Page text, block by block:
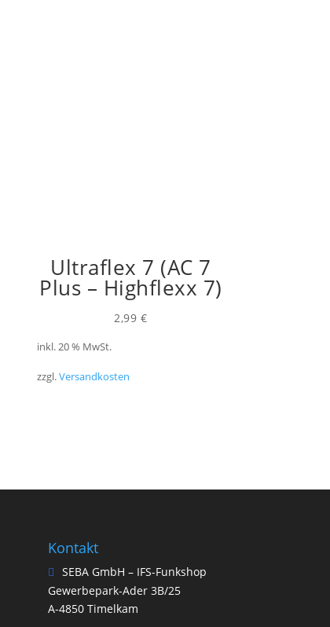
Ultraflex 7 (AC 7
Plus – Highflexx 7)
2,99 €
inkl. 20 % MwSt.
zzgl.Versandkosten
Kontakt
SEBA GmbH – IFS-Funkshop
Gewerbepark-Ader 3B/25
A-4850 Timelkam